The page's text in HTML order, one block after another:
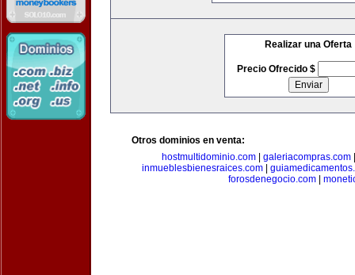
Realizar una Oferta
Precio Ofrecido $
Otros dominios en venta:
hostmultidominio.com
galeriacompras.com
inmueblesbienesraices.com|
forosdenegocio.com